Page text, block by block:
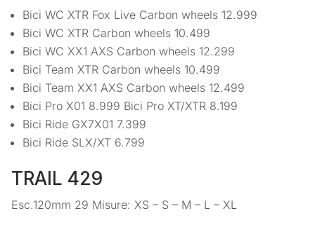
Bici WC XTR Fox Live Carbon wheels 12.999
Bici WC XTR Carbon wheels 10.499
Bici WC XX1 AXS Carbon wheels 12.299
Bici Team XTR Carbon wheels 10.499
Bici Team XX1 AXS Carbon wheels 12.499
Bici Pro X01 8.999 Bici Pro XT/XTR 8.199
Bici Ride GX7X01 7.399
Bici Ride SLX/XT 6.799
TRAIL 429
Esc.120mm 29 Misure: XS – S – M – L – XL